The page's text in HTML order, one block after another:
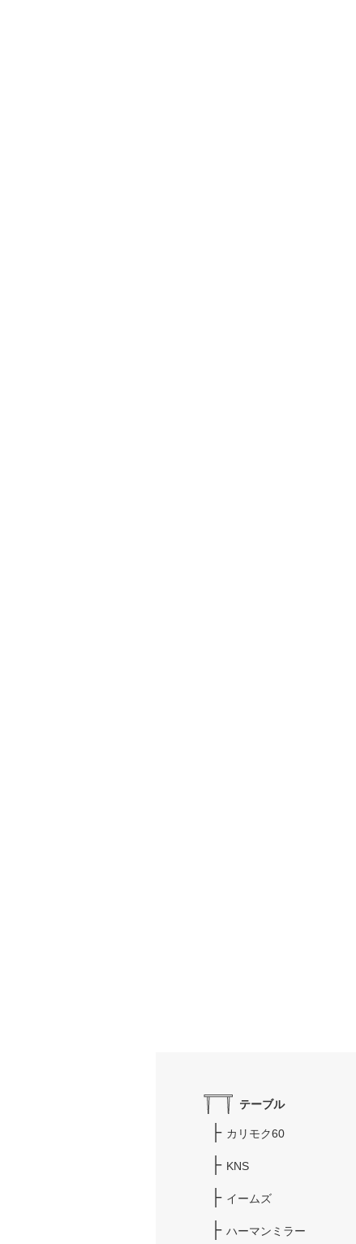
テーブル
カリモク60
KNS
イームズ
ハーマンミラー